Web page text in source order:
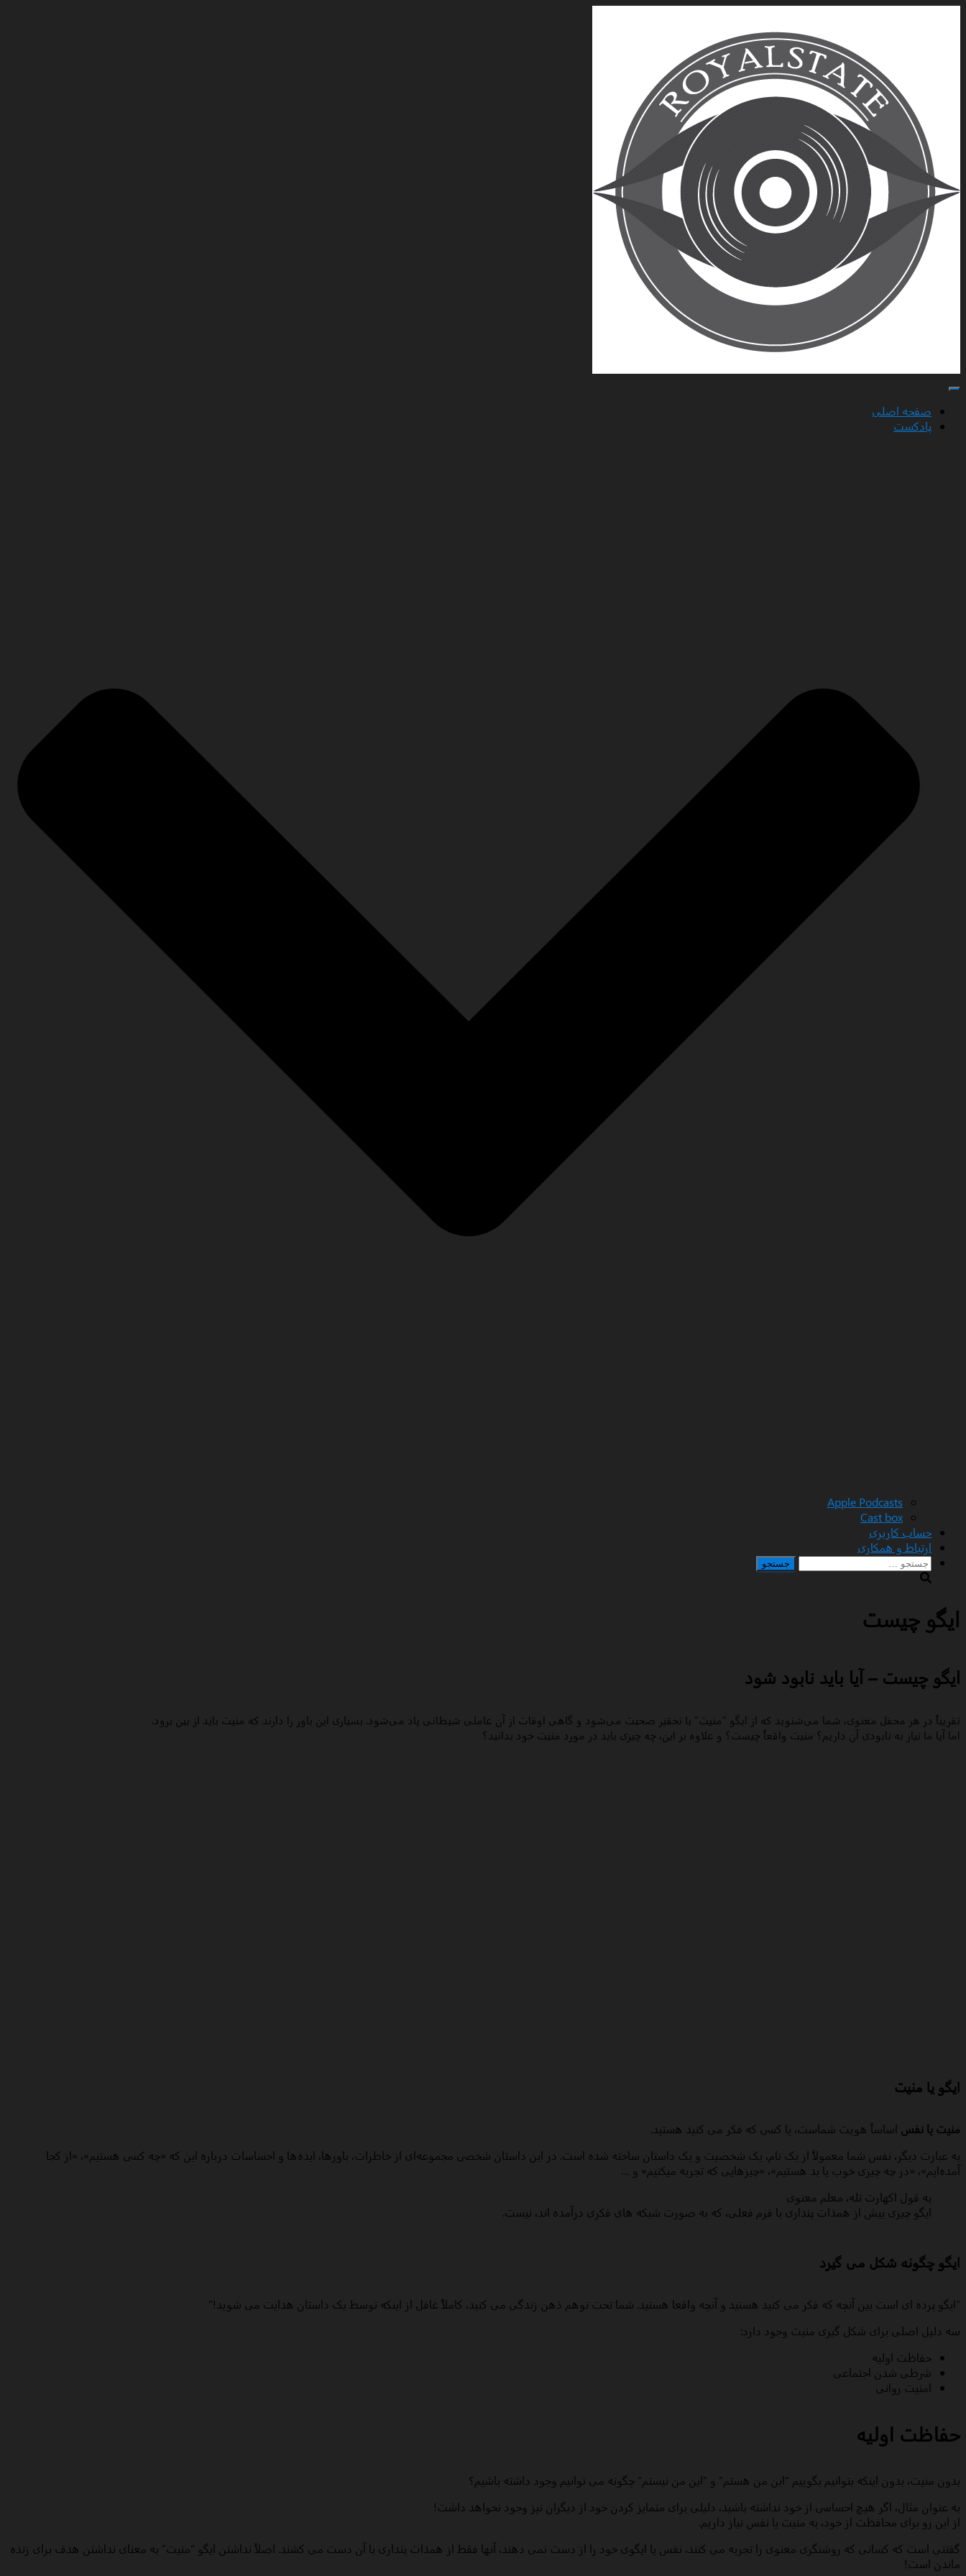
تغییر ناوبری
صفحه اصلی
پادکست
Apple Podcasts
Cast box
حساب کاربری
ارتباط و همکاری
جستجو
برای:
ایگو چیست
ایگو چیست – آیا باید نابود شود
تقریباً در هر محفل معنوی، شما می‌شنوید که از ایگو “منیت” با تحقیر صحبت می‌شود و گاهی اوقات از آن عاملی شیطانی یاد می‌شود. بسیاری این باور را دارند که منیت باید از بین برود.
اما آیا ما نیاز به نابودی آن داریم؟ منیت واقعاً چیست؟ و علاوه بر این، چه چیزی باید در مورد منیت خود بدانید؟
ایگو یا منیت
منیت یا نفس اساساً هویت شماست، یا کسی که فکر می کنید هستید.
به عبارت دیگر، نفس شما معمولاً از یک نام، یک شخصیت و یک داستان ساخته شده است. در این داستان شخصی مجموعه‌ای از خاطرات، باورها، ایده‌ها و احساسات درباره این که «چه کسی هستیم»، «از کجا
آمده‌ایم»، «در چه چیزی خوب یا بد هستیم»، «چیزهایی که تجربه میکنیم» و …
به قول اکهارت تله، معلم معنوی
ایگو چیزی بیش از همذات پنداری با فرم فعلی، که به صورت شبکه های فکری درآمده اند، نیست.
ایگو چگونه شکل می گیرد
“ایگو پرده ای است بین آنچه که فکر می کنید هستید و آنچه واقعا هستید. شما تحت توهم ذهن زندگی می کنید، کاملاً غافل از اینکه توسط یک داستان هدایت می شوید!”
سه دلیل اصلی برای شکل گیری منیت وجود دارد:
حفاظت اولیه
شرطی شدن اجتماعی
امنیت روانی
حفاظت اولیه
بدون منیت، بدون اینکه بتوانیم بگوییم “این من هستم” و “این من نیستم” چگونه می توانیم وجود داشته باشیم؟
به عنوان مثال، اگر هیچ احساسی از خود نداشته باشید، دلیلی برای متمایز کردن خود از دیگران نیز وجود نخواهد داشت!
از این رو برای محافظت از خود، به منیت یا نفس نیاز داریم.
گفتنی است که کسانی که روشنگری معنوی را تجربه می کنند، نفس یا ایگوی خود را از دست نمی دهند، آنها فقط از همذات پنداری با آن دست می کشند. اصلاً نداشتن ایگو “منیت” به معنای نداشتن هدف برای زنده
ماندن است!